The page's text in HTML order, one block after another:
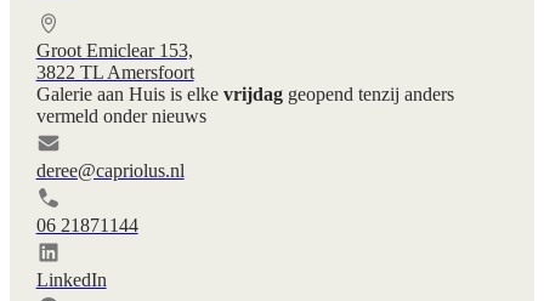
Groot Emiclear 153,
3822 TL Amersfoort
Galerie aan Huis is elke vrijdaggeopend tenzij anders
vermeld onder nieuws
deree@capriolus.nl
06 21871144
LinkedIn